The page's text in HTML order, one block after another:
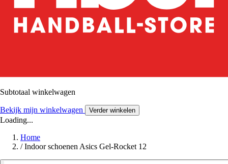
Subtotaal winkelwagen
Bekijk mijn winkelwagen Verder winkelen
Loading...
Home
/ Indoor schoenen Asics Gel-Rocket 12